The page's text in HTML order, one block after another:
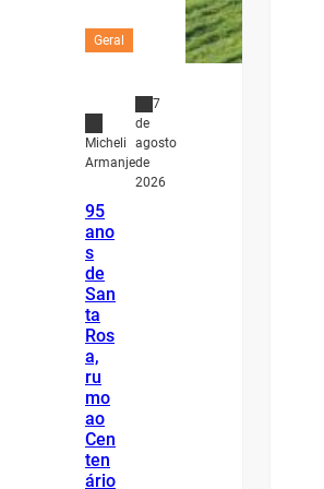
Geral
Micheli
Armanje
7
de
agosto
de
2026
95
ano
s
de
San
ta
Ros
a,
ru
mo
ao
Cen
ten
ário